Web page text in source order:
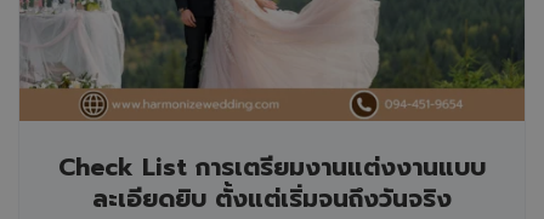
Check List การเตรียมงานแต่งงานแบบ
ละเอียดยิบ ตั้งแต่เริ่มจนถึงวันจริง